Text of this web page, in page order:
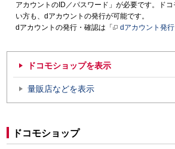
アカウントのID／パスワード」が必要です。ド
い方も、dアカウントの発行が可能です。
dアカウントの発行・確認は「
dアカウント発行
ドコモショップを表示
量販店などを表示
ドコモショップ